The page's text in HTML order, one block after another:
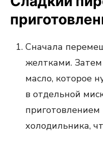
Сначала
желтками.
масло, которое
в отдельной
холодильника,